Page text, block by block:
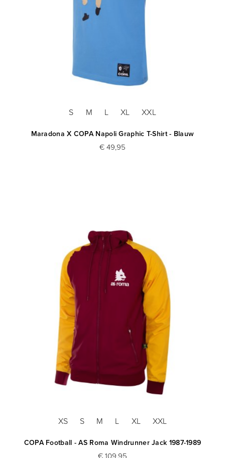
S M L XL XXL
Maradona X COPA Napoli Graphic T-Shirt - Blauw
€ 49,95
XS S M L XL XXL
COPA Football - AS Roma Windrunner Jack 1987-1989
€ 109,95